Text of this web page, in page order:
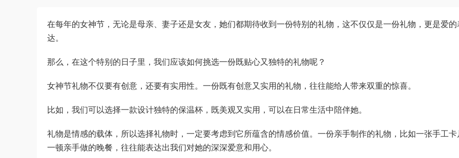
在每年的女神节，无论是母亲、妻子还是女友，她们都期待收到一份特别的礼物，这不仅仅是一份礼物，更是爱的
达。
那么，在这个特别的日子里，我们应该如何挑选一份既贴心又独特的礼物呢？
女神节礼物不仅要有创意，还要有实用性。一份既有创意又实用的礼物，往往能给人带来双重的惊喜。
比如，我们可以选择一款设计独特的保温杯，既美观又实用，可以在日常生活中陪伴她。
礼物是情感的载体，所以选择礼物时，一定要考虑到它所蕴含的情感价值。一份亲手制作的礼物，比如一张手工卡
一顿亲手做的晚餐，往往能表达出我们对她的深深爱意和用心。